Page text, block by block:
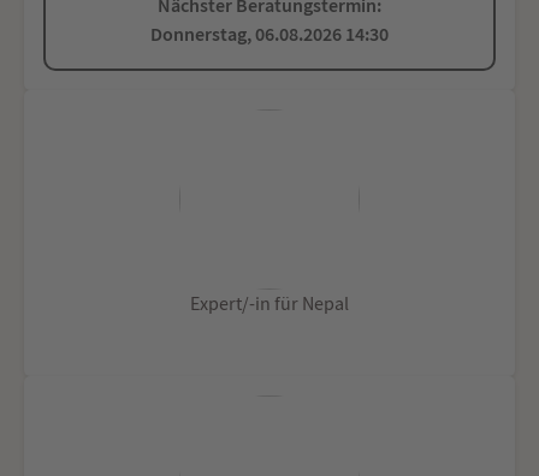
Nächster Beratungstermin:
Donnerstag, 06.08.2026 14:30
Expert/-in für Nepal